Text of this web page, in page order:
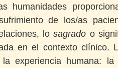
humanidades
de los/as
losagrado o
en el contexto clínico.
experiencia humana: